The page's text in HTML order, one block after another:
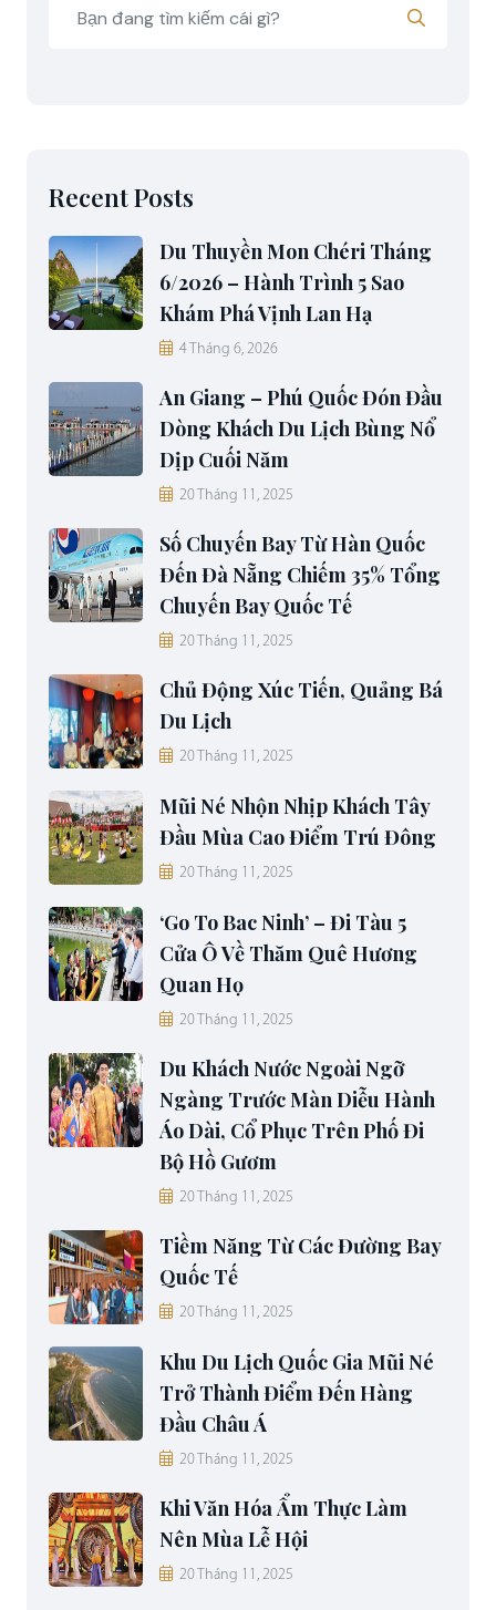
Recent Posts
Du Thuyền Mon Chéri Tháng
6/2026 – Hành Trình 5 Sao
Khám Phá Vịnh Lan Hạ
4 Tháng 6, 2026
An Giang – Phú Quốc Đón Đầu
Dòng Khách Du Lịch Bùng Nổ
Dịp Cuối Năm
20 Tháng 11, 2025
Số Chuyến Bay Từ Hàn Quốc
Đến Đà Nẵng Chiếm 35% Tổng
Chuyến Bay Quốc Tế
20 Tháng 11, 2025
Chủ Động Xúc Tiến, Quảng Bá
Du Lịch
20 Tháng 11, 2025
Mũi Né Nhộn Nhịp Khách Tây
Đầu Mùa Cao Điểm Trú Đông
20 Tháng 11, 2025
‘Go To Bac Ninh’ – Đi Tàu 5
Cửa Ô Về Thăm Quê Hương
Quan Họ
20 Tháng 11, 2025
Du Khách Nước Ngoài Ngỡ
Ngàng Trước Màn Diễu Hành
Áo Dài, Cổ Phục Trên Phố Đi
Bộ Hồ Gươm
20 Tháng 11, 2025
Tiềm Năng Từ Các Đường Bay
Quốc Tế
20 Tháng 11, 2025
Khu Du Lịch Quốc Gia Mũi Né
Trở Thành Điểm Đến Hàng
Đầu Châu Á
20 Tháng 11, 2025
Khi Văn Hóa Ẩm Thực Làm
Nên Mùa Lễ Hội
20 Tháng 11, 2025